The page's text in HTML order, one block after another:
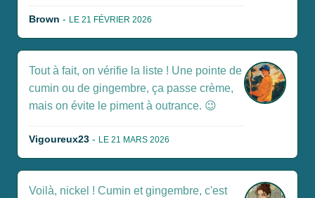
Brown - LE 21 FÉVRIER 2026
Tout à fait, on vérifie la liste ! Une pointe de
cumin ou de gingembre, ça passe crème,
mais on évite le piment à outrance. 😉
Vigoureux23 - LE 21 MARS 2026
Voilà, nickel ! Cumin et gingembre, c'est